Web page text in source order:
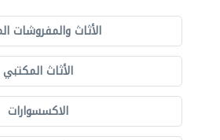
الأثاث والمفروشات
الأثاث المكتبي
الاكسسوارات